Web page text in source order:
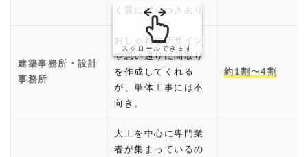
く質にばらつきあり
建築事務所・設計
事務所
おしゃれなデザイン
や思い通りに間取り
を作成してくれる
が、単体工事には不
向き。
約1割〜4割
大工を中心に専門業
者が集まっているの
スクロールできます